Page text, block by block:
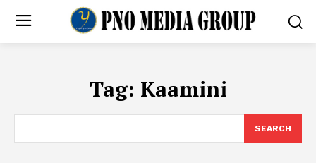
Tag: Kaamini
SEARCH